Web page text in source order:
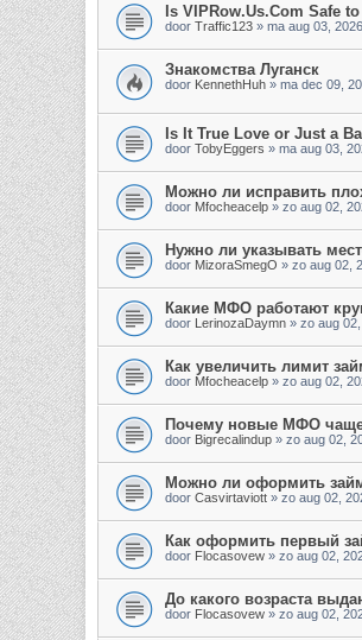
Is VIPRow.Us.Com Safe
door Traffic123 » ma aug 03,
Знакомства Луганск
door KennethHuh » ma dec 09,
Is It True Love or Just a
door TobyEggers » ma aug 03,
Можно ли исправить
door Mfocheacelp » zo aug 02,
Нужно ли указывать
door MizoraSmegO » zo aug 02,
Какие МФО работают
door LerinozaDaymn » zo aug
Как увеличить лимит
door Mfocheacelp » zo aug 02,
Почему новые МФО
door Bigrecalindup » zo aug 02,
Можно ли оформить
door Casvirtaviott » zo aug 02,
Как оформить первый
door Flocasovew » zo aug 02,
До какого возраста
door Flocasovew » zo aug 02,